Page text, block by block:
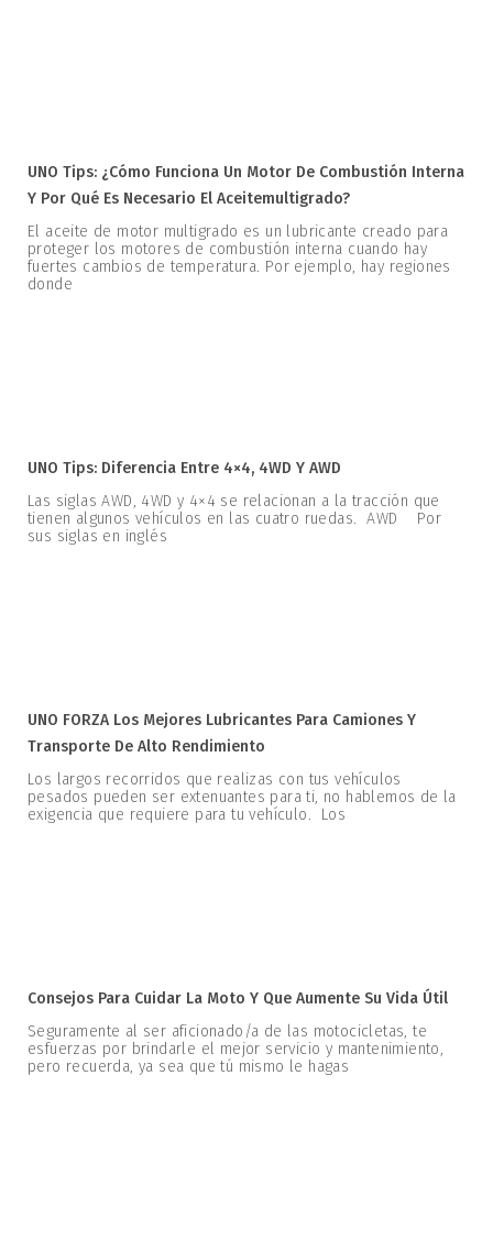
UNO Tips: ¿Cómo Funciona Un Motor De Combustión Interna
Y Por Qué Es Necesario El Aceitemultigrado?
El aceite de motor multigrado es un lubricante creado para
proteger los motores de combustión interna cuando hay
fuertes cambios de temperatura. Por ejemplo, hay regiones
donde
UNO Tips: Diferencia Entre 4×4, 4WD Y AWD
Las siglas AWD, 4WD y 4×4 se relacionan a la tracción que
tienen algunos vehículos en las cuatro ruedas. AWD Por
sus siglas en inglés
UNO FORZA Los Mejores Lubricantes Para Camiones Y
Transporte De Alto Rendimiento
Los largos recorridos que realizas con tus vehículos
pesados pueden ser extenuantes para ti, no hablemos de la
exigencia que requiere para tu vehículo. Los
Consejos Para Cuidar La Moto Y Que Aumente Su Vida Útil
Seguramente al ser aficionado/a de las motocicletas, te
esfuerzas por brindarle el mejor servicio y mantenimiento,
pero recuerda, ya sea que tú mismo le hagas